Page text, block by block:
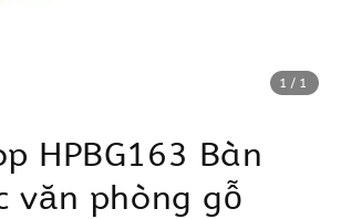
1 /1
HPBG163 Bàn
văn phòng gỗ